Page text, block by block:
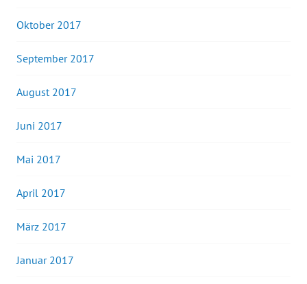
Oktober 2017
September 2017
August 2017
Juni 2017
Mai 2017
April 2017
März 2017
Januar 2017